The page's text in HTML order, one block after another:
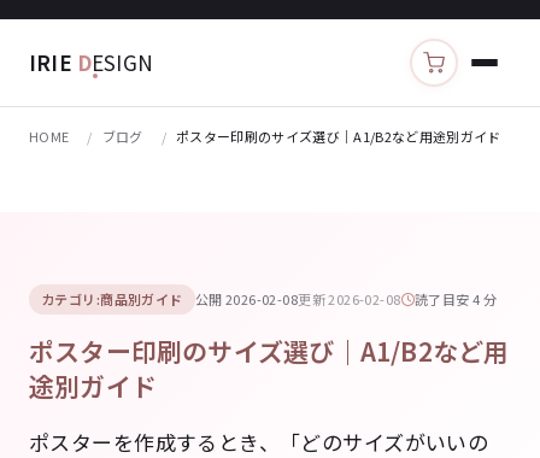
IRIE DESIGN カートを見る
HOME ブログ ポスター印刷のサイズ選び｜A1/B2など用途別ガイド
カテゴリ:商品別ガイド 公開 2026-02-08更新 2026-02-08 読了目安 4 分
ポスター印刷のサイズ選び｜A1/B2など用
途別ガイド
ポスターを作成するとき、「どのサイズがいいの